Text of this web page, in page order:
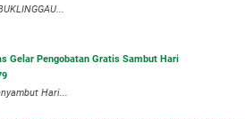
Gelar Pengobatan Gratis Sambut Hari
Hari...